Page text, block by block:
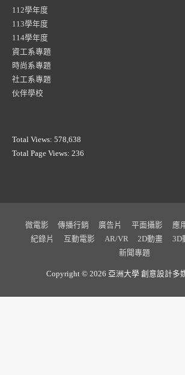
112學年度
113學年度
114學年度
資工系專題
時尚系專題
社工系專題
伙伴學校
Total Views: 578,638
Total Page Views: 236
微電影 傳播行銷 廣告片 平面攝影 應
紀錄片
互動電影 AR/VR 2D動畫 3D
新聞專題
Copyright © 2026 亞洲大學 創意設計多